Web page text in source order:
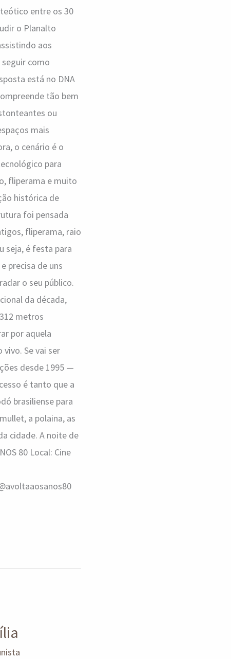
entre os 30
o Planalto
aos
como
está no DNA
tão bem
ou
mais
o cenário é o
para
fliperama e muito
histórica de
foi pensada
fliperama, raio
seja, é festa para
precisa de uns
o seu público.
da década,
metros
por aquela
Se vai ser
desde 1995 —
é tanto que a
brasiliense para
a polaina, as
cidade. A noite de
80 Local: Cine